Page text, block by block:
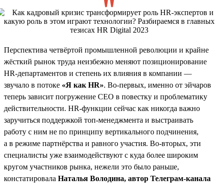
Перспектива четвёртой промышленной революции и крайне
жёсткий рынок труда неизбежно меняют позиционирование
HR-департаментов и степень их влияния в компании —
звучало в потоке «Я как HR». Во-первых, именно от эйчаров
теперь зависит погружение СЕО в повестку и проблематику
действительности. HR-функции сейчас как никогда важно
заручиться поддержкой топ-менеджмента и выстраивать
работу с ним не по принципу вертикального подчинения,
а в режиме партнёрства и равного участия. Во-вторых, эти
специалисты уже взаимодействуют с куда более широким
кругом участников рынка, нежели это было раньше,
констатировала Наталья Володина, автор Телеграм-канала